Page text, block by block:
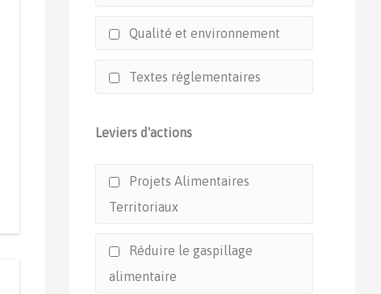
Qualité et environnement
Textes réglementaires
Leviers d'actions
Projets Alimentaires
Territoriaux
Réduire le gaspillage
alimentaire